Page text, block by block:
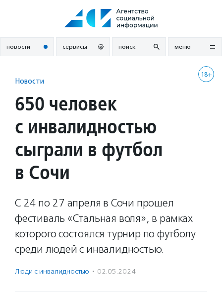
новости сервисы поиск меню
18+
Новости
650 человек
с инвалидностью
сыграли в футбол
в Сочи
С 24 по 27 апреля в Сочи прошел
фестиваль «Стальная воля», в рамках
которого состоялся турнир по футболу
среди людей с инвалидностью.
Люди с инвалидностью · 02.05.2024